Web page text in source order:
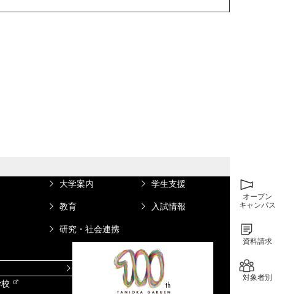
オープン
キャンパス
資料請求
対象者別
大学案内 学生支援
教育 入試情報
研究・社会連携
情報図書館蔵書検索